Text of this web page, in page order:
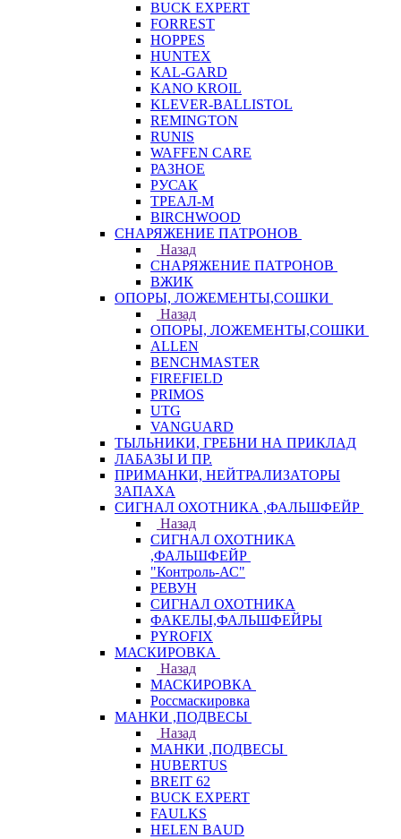
BUCK EXPERT
FORREST
HOPPES
HUNTEX
KAL-GARD
KANO KROIL
KLEVER-BALLISTOL
REMINGTON
RUNIS
WAFFEN CARE
РАЗНОЕ
РУСАК
ТРЕАЛ-М
BIRCHWOOD
СНАРЯЖЕНИЕ ПАТРОНОВ
Назад
СНАРЯЖЕНИЕ ПАТРОНОВ
ВЖИК
ОПОРЫ, ЛОЖЕМЕНТЫ,СОШКИ
Назад
ОПОРЫ, ЛОЖЕМЕНТЫ,СОШКИ
ALLEN
BENCHMASTER
FIREFIELD
PRIMOS
UTG
VANGUARD
ТЫЛЬНИКИ, ГРЕБНИ НА ПРИКЛАД
ЛАБАЗЫ И ПР.
ПРИМАНКИ, НЕЙТРАЛИЗАТОРЫ
ЗАПАХА
СИГНАЛ ОХОТНИКА ,ФАЛЬШФЕЙР
Назад
СИГНАЛ ОХОТНИКА
,ФАЛЬШФЕЙР
"Контроль-АС"
РЕВУН
СИГНАЛ ОХОТНИКА
ФАКЕЛЫ,ФАЛЬШФЕЙРЫ
PYROFIX
МАСКИРОВКА
Назад
МАСКИРОВКА
Россмаскировка
МАНКИ ,ПОДВЕСЫ
Назад
МАНКИ ,ПОДВЕСЫ
HUBERTUS
BREIT 62
BUCK EXPERT
FAULKS
HELEN BAUD